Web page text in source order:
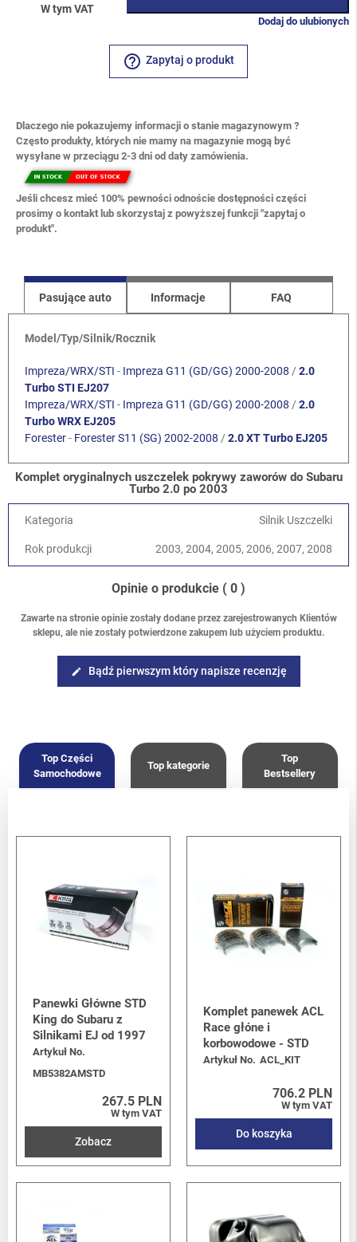
W tym VAT
Dodaj do ulubionych
help_outline Zapytaj o produkt
Dlaczego nie pokazujemy informacji o stanie magazynowym ?
Często produkty, których nie mamy na magazynie mogą być
wysyłane w przeciągu 2-3 dni od daty zamówienia.
Jeśli chcesz mieć 100% pewności odnoście dostępności części
prosimy o kontakt lub skorzystaj z powyższej funkcji "zapytaj o
produkt".
Pasujące auto Informacje FAQ
Model/Typ/Silnik/Rocznik
Impreza/WRX/STI - Impreza G11 (GD/GG) 2000-2008 /2.0
Turbo STI EJ207
Impreza/WRX/STI - Impreza G11 (GD/GG) 2000-2008 /2.0
Turbo WRX EJ205
Forester- Forester S11 (SG) 2002-2008 /2.0 XT Turbo EJ205
Komplet oryginalnych uszczelek pokrywy zaworów do Subaru
Turbo 2.0 po 2003
Kategoria Silnik Uszczelki
Rok produkcji 2003, 2004, 2005, 2006, 2007, 2008
Opinie o produkcie ( 0 )
Zawarte na stronie opinie zostały dodane przez zarejestrowanych Klientów
sklepu, ale nie zostały potwierdzone zakupem lub użyciem produktu.
edit Bądź pierwszym który napisze recenzję
Top Części
Samochodowe
Top kategorie
Top
Bestsellery
Panewki Główne STD
King do Subaru z
Silnikami EJ od 1997
Artykuł No.
MB5382AMSTD
267.5 PLN
W tym VAT
Zobacz
Komplet panewek ACL
Race głóne i
korbowodowe - STD
Artykuł No. ACL_KIT
706.2 PLN
W tym VAT
Do koszyka